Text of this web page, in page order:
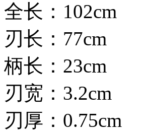
全长：102cm
刃长：77cm
柄长：23cm
刃宽：3.2cm
刃厚：0.75cm